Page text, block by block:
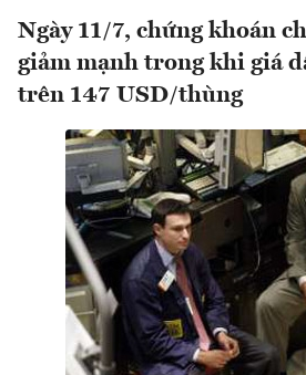
Ngày 11/7, chứng khoán
giảm mạnh trong khi giá
trên 147 USD/thùng